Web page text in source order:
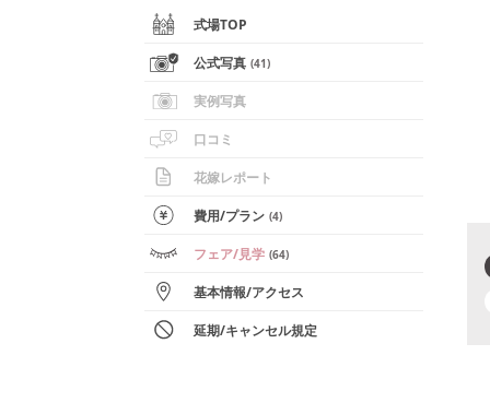
式場TOP
公式写真 (41)
実例写真
口コミ
花嫁レポート
費用/プラン (4)
フェア/見学 (64)
基本情報/アクセス
延期/キャンセル規定